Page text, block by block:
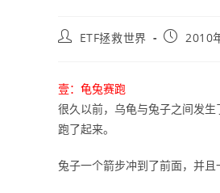
PostETF拯救世界
Post2010
壹：龟兔赛跑
很久以前，乌龟与兔子之间发
跑了起来。
兔子一个箭步冲到了前面，并